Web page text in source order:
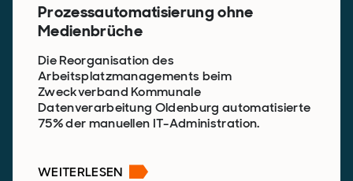
Prozessautomatisierung ohne
Medienbrüche
Die Reorganisation des
Arbeitsplatzmanagements beim
Zweckverband Kommunale
Datenverarbeitung Oldenburg automatisierte
75% der manuellen IT-Administration.
WEITERLESEN